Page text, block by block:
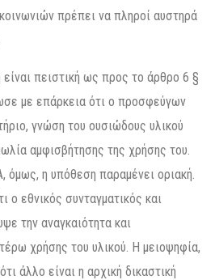
πρέπει να πληροί αυστηρά
πειστική ως προς το άρθρο 6 §
με επάρκεια ότι ο προσφεύγων
γνώση του ουσιώδους υλικού
αμφισβήτησης της χρήσης του.
η υπόθεση παραμένει οριακή.
ο εθνικός συνταγματικός και
την αναγκαιότητα και
χρήσης του υλικού. Η μειοψηφία,
άλλο είναι η αρχική δικαστική